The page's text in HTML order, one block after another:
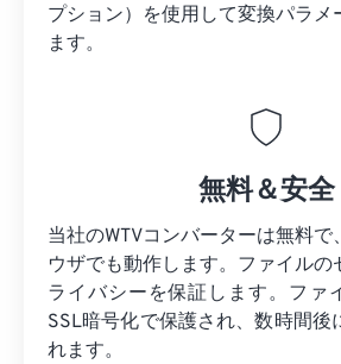
プション）を使用して変換パラメ
ます。
無料＆安全
当社のWTVコンバーターは無料で
ウザでも動作します。ファイルの
ライバシーを保証します。ファ
SSL暗号化で保護され、数時間後
れます。